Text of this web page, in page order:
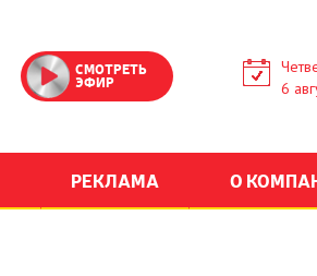
СМОТРЕТЬ
ЭФИР
6
РЕКЛАМА О